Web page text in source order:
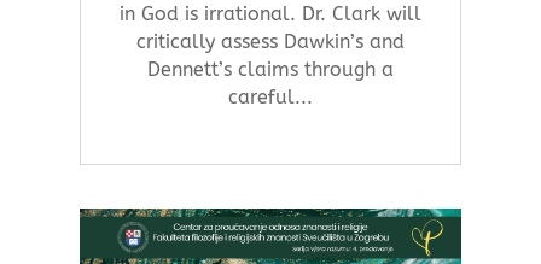
in God is irrational. Dr. Clark will
critically assess Dawkin’s and
Dennett’s claims through a
careful...